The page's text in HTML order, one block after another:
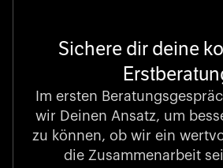
Börsennotierter Champion
LexisNexis unterstützt
gestalten, mit unvergleichlicher
und datengestützten Einblicken.
Sichere dir deine
Im ersten
wir Deinen Ansatz, um
zu können, ob wir ein
die Zusammenarbeit